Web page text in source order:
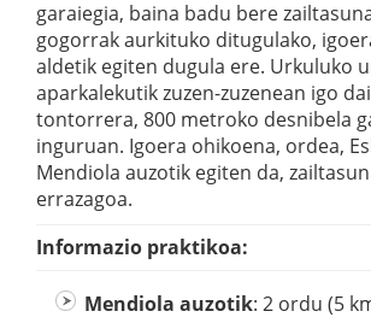
garaiegia, baina badu bere
gogorrak aurkituko ditugulako,
aldetik egiten dugula ere. Urkuluko
aparkalekutik zuzen-zuzenean igo
tontorrera, 800 metroko desnibela
inguruan. Igoera ohikoena, ordea,
Mendiola auzotik egiten da,
errazagoa.
Informazio praktikoa:
Mendiola auzotik: 2 ordu (5